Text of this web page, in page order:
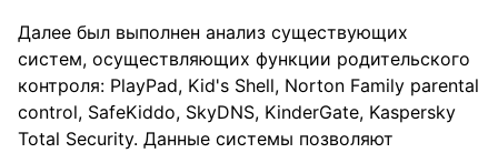
Далее был выполнен анализ существующих
систем, осуществляющих функции родительского
контроля: PlayPad, Kid's Shell, Norton Family parental
control, SafeKiddo, SkyDNS, KinderGate, Kaspersky
Total Security. Данные системы позволяют